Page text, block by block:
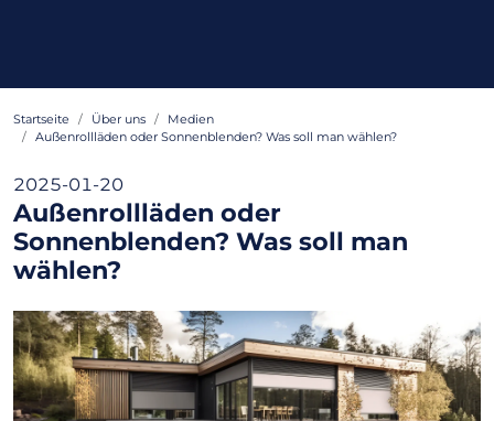
Startseite Über uns
Medien
Außenrollläden oder Sonnenblenden? Was soll man wählen?
2025-01-20
Außenrollläden oder
Sonnenblenden? Was soll man
wählen?